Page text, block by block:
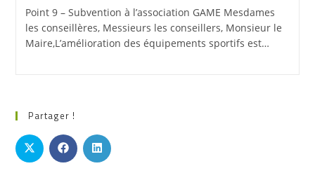
Point 9 – Subvention à l’association GAME Mesdames
les conseillères, Messieurs les conseillers, Monsieur le
Maire,L’amélioration des équipements sportifs est…
Partager !